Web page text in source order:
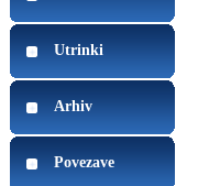
Utrinki
Arhiv
Povezave